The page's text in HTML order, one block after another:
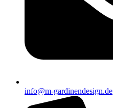
info@m-gardinendesign.de